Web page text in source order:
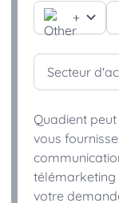
le plus
client pilotée
l'IA de QKS™ permet
+
Secteur
Quadient
vous
télémarketing
votre